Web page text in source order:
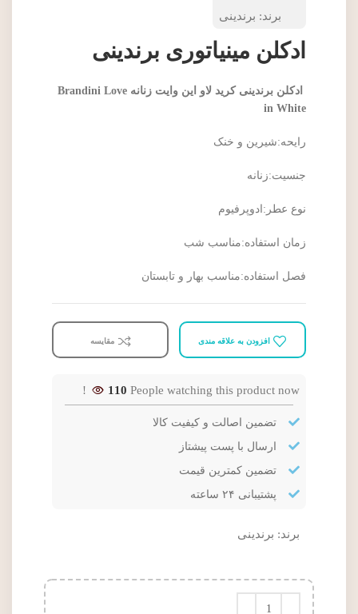
برند: برندینی
ادکلن مینیاتوری برندینی
ادکلن برندینی کرید لاو این وایت زنانه Brandini Love
in White
رایحه:شیرین و خنک
جنسیت:زنانه
نوع عطر:ادوپرفیوم
زمان استفاده:مناسب شب
فصل استفاده:مناسب بهار و تابستان
افزودن به علاقه مندی مقایسه
110 People watching this product now!
تضمین اصالت و کیفیت کالا
ارسال با پست پیشتاز
تضمین کمترین قیمت
پشتیبانی ۲۴ ساعته
برند: برندینی